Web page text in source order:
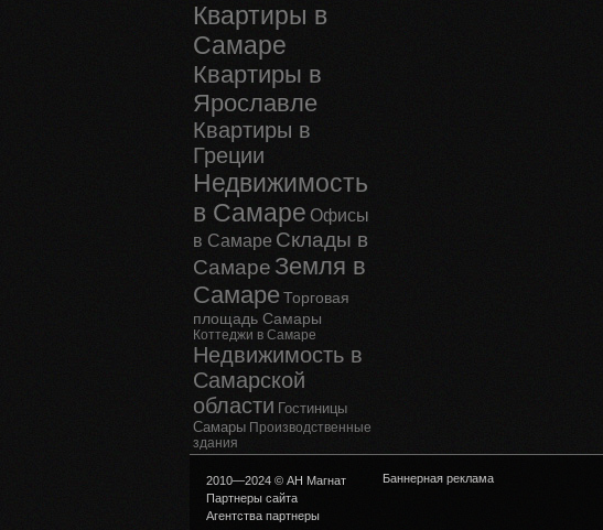
Квартиры в
Самаре
Квартиры в
Ярославле
Квартиры в
Греции
Недвижимость
в Самаре Офисы
в Самаре Склады в
Самаре Земля в
Самаре Торговая
площадь Самары
Коттеджи в Самаре
Недвижимость в
Самарской
области Гостиницы
Самары Производственные
здания
2010—2024 © АН Магнат
Партнеры сайта
Агентства партнеры
Баннерная реклама